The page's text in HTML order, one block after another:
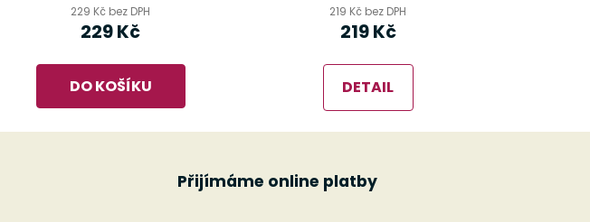
229 Kč bez DPH
229 Kč
DO KOŠÍKU
219 Kč bez DPH
219 Kč
DETAIL
Přijímáme online platby